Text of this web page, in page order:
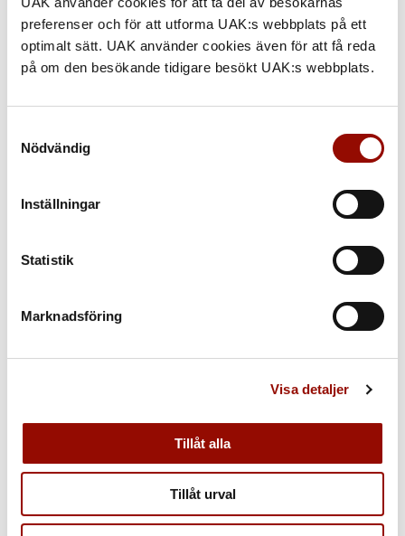
preferenser och för att utforma UAK:s webbplats på ett
optimalt sätt. UAK använder cookies även för att få reda
på om den besökande tidigare besökt UAK:s webbplats.
Nödvändig
Inställningar
Statistik
Marknadsföring
Visa detaljer
Tillåt alla
Tillåt urval
TILL AUKTIONEN